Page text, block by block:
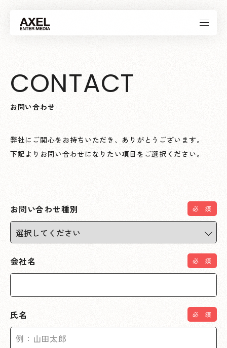
CONTACT
お問い合わせ
弊社にご関心をお持ちいただき、ありがとうございます。
下記よりお問い合わせになりたい項目をご選択ください。
お問い合わせ種別
会社名
氏名